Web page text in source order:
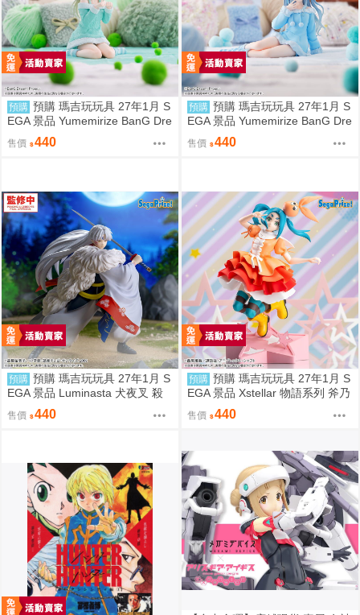
預購 預購 瑪吉玩玩具 27年1月 S
EGA 景品 Yumemirize BanG Dre
am! 若葉睦 睡衣
售價 440
預購 預購 瑪吉玩玩具 27年1月 S
EGA 景品 Yumemirize BanG Dre
am! 豐川祥子 睡衣
售價 440
預購 預購 瑪吉玩玩具 27年1月 S
EGA 景品 Luminasta 犬夜叉 殺
生丸
售價 440
預購 預購 瑪吉玩玩具 27年1月 S
EGA 景品 Xstellar 物語系列 斧乃
木余接
售價 440